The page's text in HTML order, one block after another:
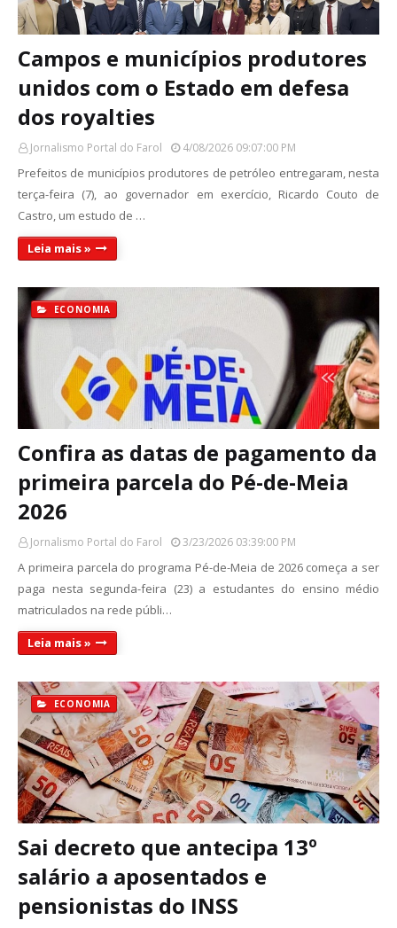
Campos e municípios produtores
unidos com o Estado em defesa
dos royalties
Jornalismo Portal do Farol 4/08/2026 09:07:00 PM
Prefeitos de municípios produtores de petróleo entregaram, nesta
terça-feira (7), ao governador em exercício, Ricardo Couto de
Castro, um estudo de …
Leia mais »
ECONOMIA
Confira as datas de pagamento da
primeira parcela do Pé-de-Meia
2026
Jornalismo Portal do Farol 3/23/2026 03:39:00 PM
A primeira parcela do programa Pé-de-Meia de 2026 começa a ser
paga nesta segunda-feira (23) a estudantes do ensino médio
matriculados na rede públi…
Leia mais »
ECONOMIA
Sai decreto que antecipa 13º
salário a aposentados e
pensionistas do INSS